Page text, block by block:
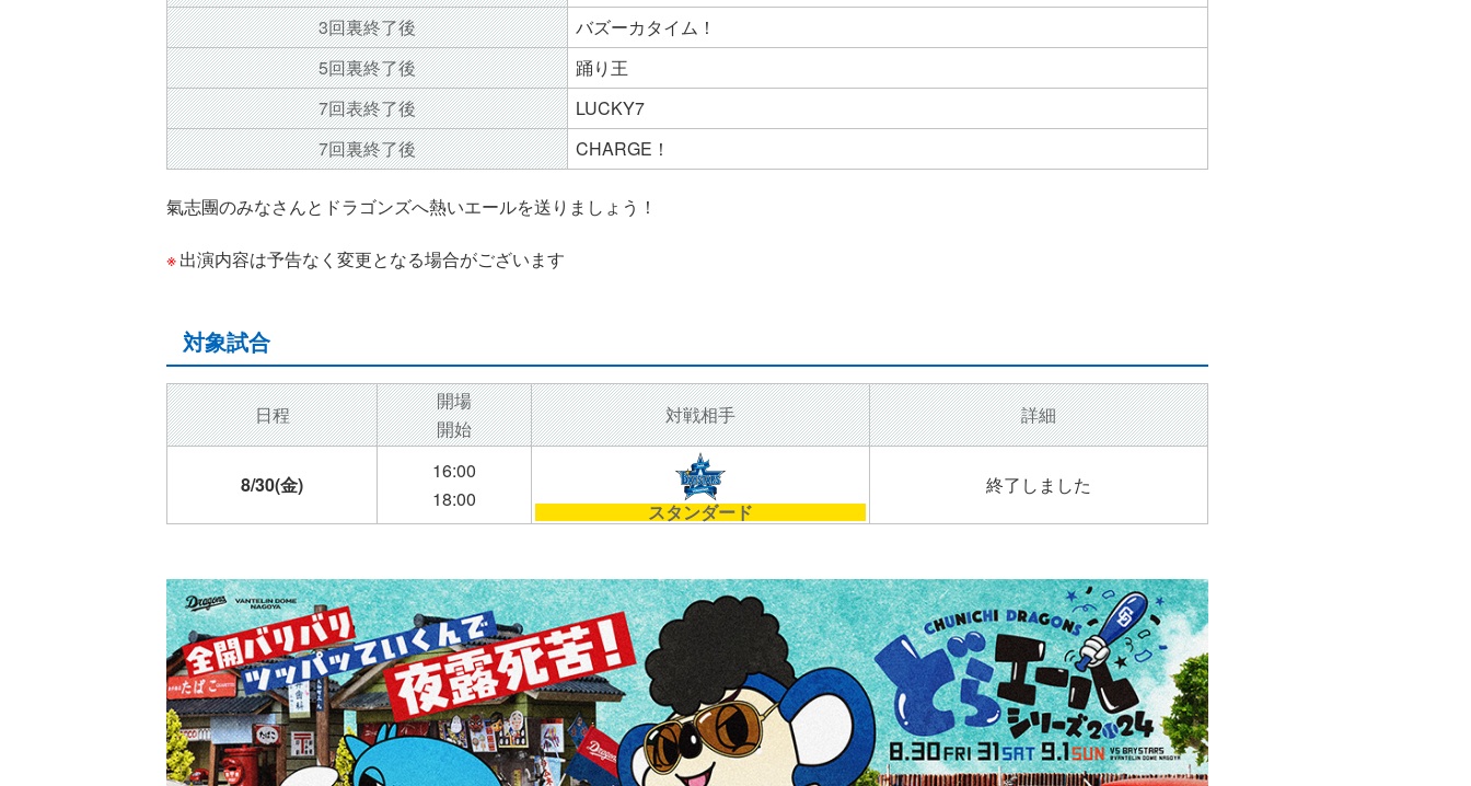
3回裏終了後
バズーカタイム！
5回裏終了後
踊り王
7回表終了後
LUCKY7
7回裏終了後
CHARGE！
氣志團のみなさんとドラゴンズへ熱いエールを送りましょう！
出演内容は予告なく変更となる場合がございます
対象試合
日程
開場
開始
対戦相手 詳細
8/30(金)
16:00
18:00
スタンダード
終了しました